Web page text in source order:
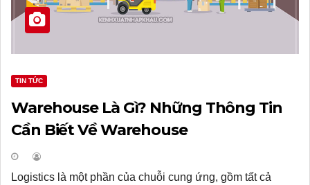
TIN TỨC
Warehouse Là Gì? Những Thông Tin
Cần Biết Về Warehouse
Logistics là một phần của chuỗi cung ứng, gồm tất cả